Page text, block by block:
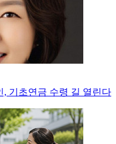
, 기초연금 수령 길 열린다